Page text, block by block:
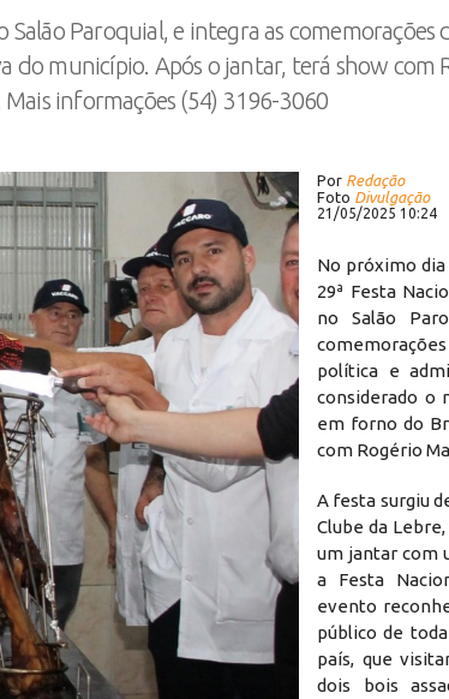
Salão Paroquial, e integra as comemorações
do município. Após o jantar, terá show com
Mais informações (54) 3196-3060
Por Redação
Foto Divulgação
21/05/2025 10:24
No próximo dia
29ª Festa
no Salão
política e
considerado o
em forno do
com Rogério
A festa surgiu
Clube da
um jantar com
a Festa
evento
público de
país, que
dois bois